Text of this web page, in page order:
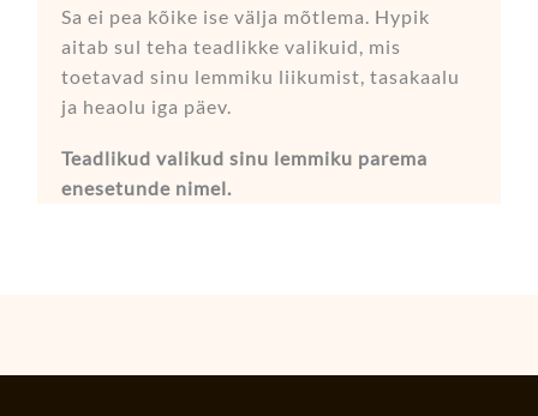
Sa ei pea kõike ise välja mõtlema. Hypik
aitab sul teha teadlikke valikuid, mis
toetavad sinu lemmiku liikumist, tasakaalu
ja heaolu iga päev.
Teadlikud valikud sinu lemmiku parema
enesetunde nimel.